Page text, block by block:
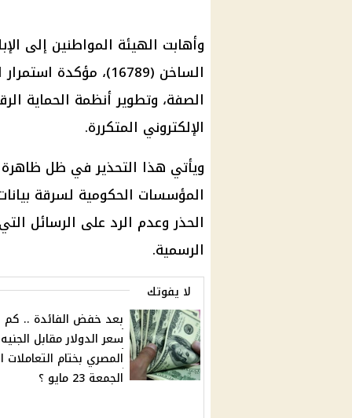
وأهابت الهيئة المواطنين إلى
الساخن (16789)،
الصفة، وتطوير أنظمة الحماية
الإلكتروني المتكررة.
ويأتي هذا التحذير في ظل
المؤسسات الحكومية لسرقة
الحذر وعدم الرد على الرسائل
الرسمية.
لا يفوتك
بعد خفض الفائدة ..
سعر الدولار مقابل الجنيه
المصري بختام التعاملات
الجمعة 23 مايو ؟